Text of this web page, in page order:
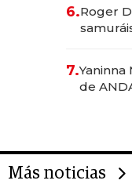
6.Roger
7.
de
Más noticias